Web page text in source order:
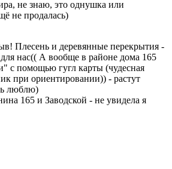
не знаю, это однушка или
не продалась)
Плесень и деревянные перекрытия -
нас(( А вообще в районе дома 165
с помощью гугл карты (чудесная
при ориентировании)) - растут
люблю)
165 и Заводской - не увидела я